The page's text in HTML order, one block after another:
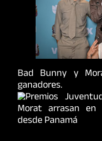
Bad Bunny y
ganadores.